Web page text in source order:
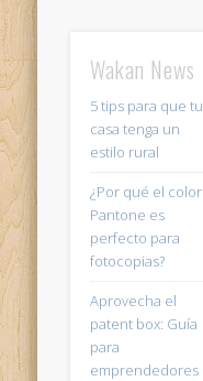
Wakan News
5 tips para que tu
casa tenga un
estilo rural
¿Por qué el color
Pantone es
perfecto para
fotocopias?
Aprovecha el
patent box: Guía
para
emprendedores